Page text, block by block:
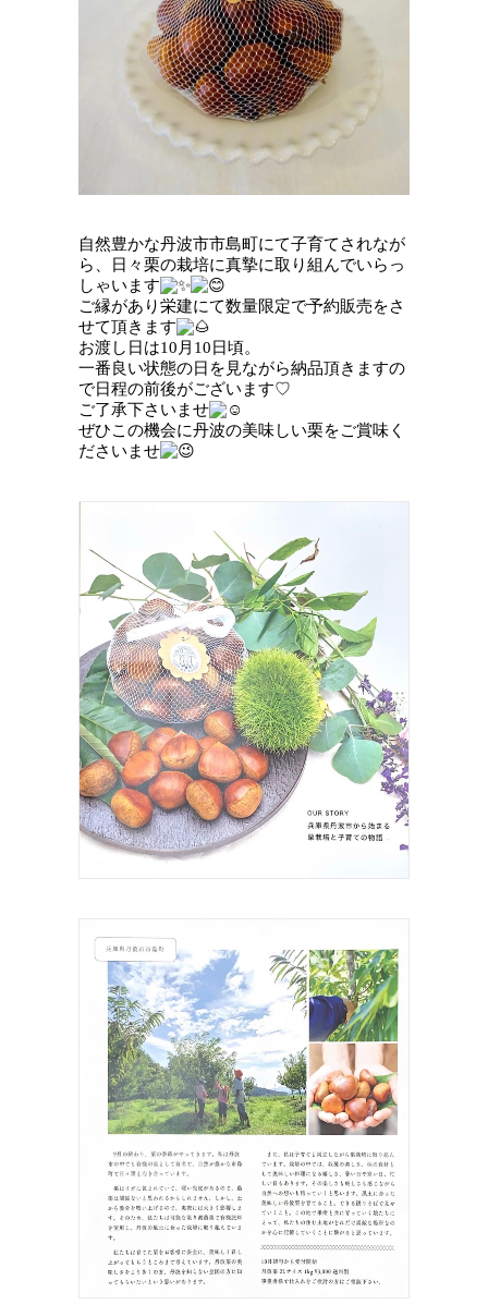
自然豊かな丹波市市島町にて子育てされなが
ら、日々栗の栽培に真摯に取り組んでいらっ
しゃいます
ご縁があり栄建にて数量限定で予約販売をさ
せて頂きます
お渡し日は10月10日頃。
一番良い状態の日を見ながら納品頂きますの
で日程の前後がございます♡
ご了承下さいませ
ぜひこの機会に丹波の美味しい栗をご賞味く
ださいませ